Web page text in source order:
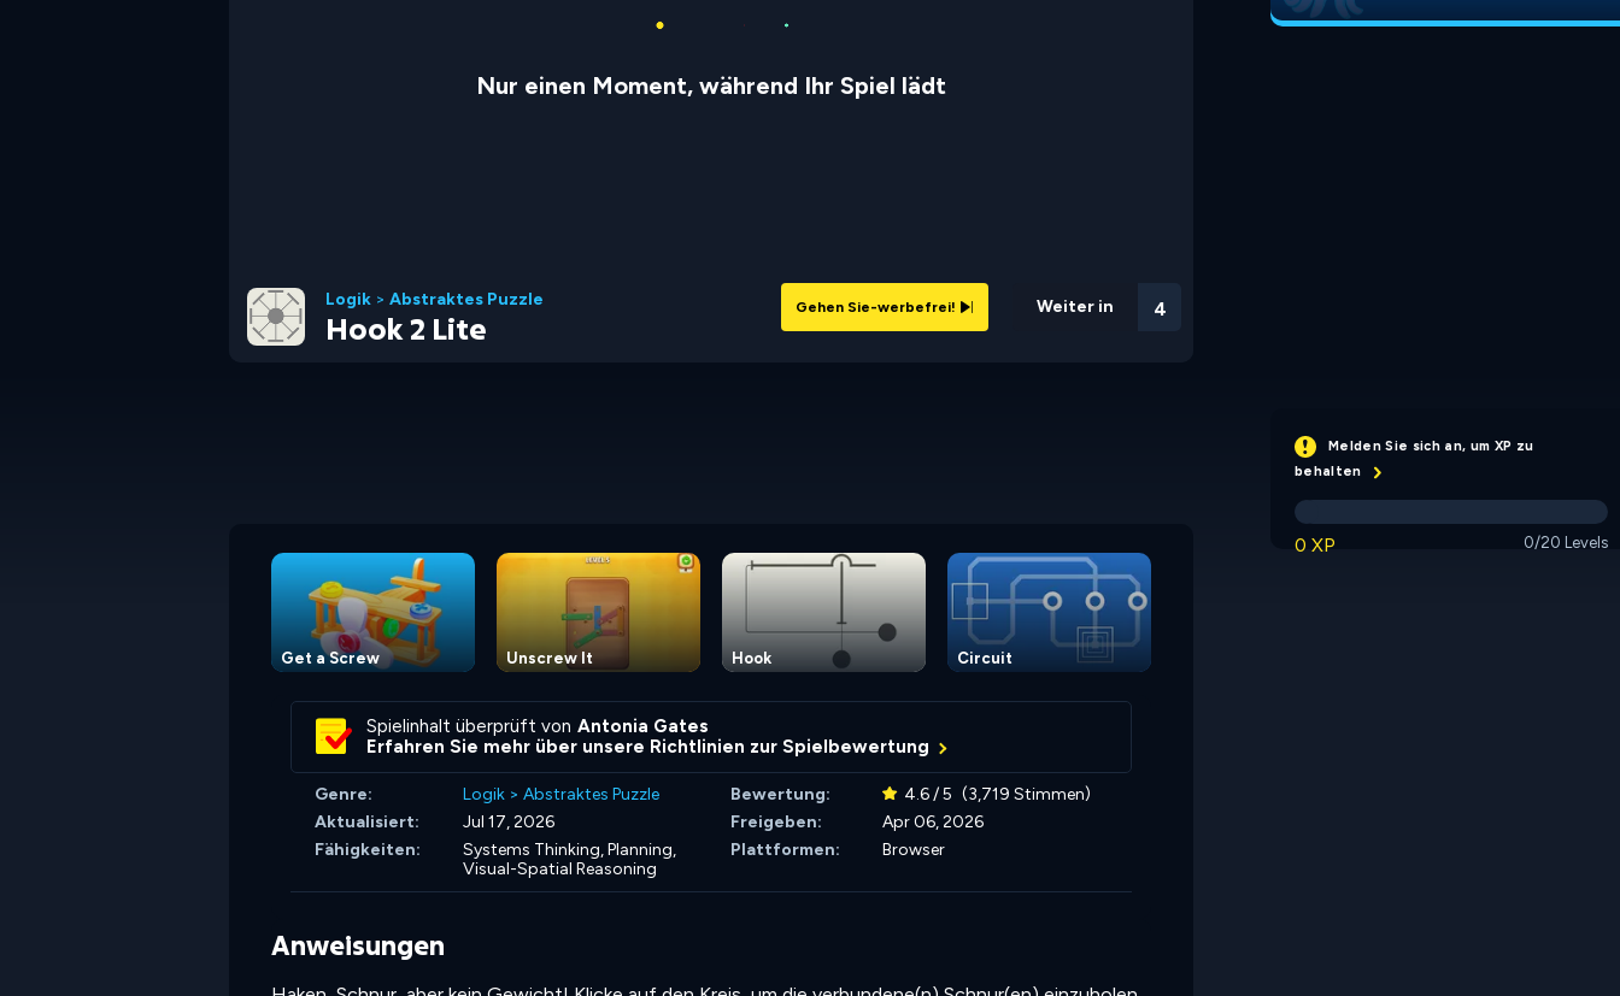
Nur einen Moment, während Ihr Spiel lädt
Weiter in 3
Gehen Sie-werbefrei!
Logik > Abstraktes Puzzle
Hook 2 Lite
Get a Screw Unscrew It Hook Circuit
Spielinhalt überprüft von Antonia Gates
Erfahren Sie mehr über unsere Richtlinien zur Spielbewertung
Genre: Logik > Abstraktes Puzzle Bewertung: 4.6 / 5 (3,719 Stimmen)
Aktualisiert:
Jul 17, 2026 Freigeben:
Apr 06, 2026
Fähigkeiten:
Systems Thinking,Planning,
Visual-Spatial Reasoning
Plattformen: Browser
Anweisungen
Melden Sie sich an, um XP zu
behalten
0 XP 0/20 Levels